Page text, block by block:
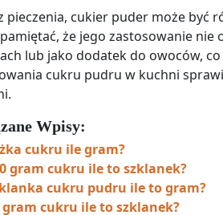
pieczenia, cukier puder może być
że jego zastosowanie
lub jako dodatek do owoców,
cukru pudru w kuchni
Wpisy:
cukru ile gram?
gram cukru ile to szklanek?
cukru pudru ile to gram?
gram cukru ile to szklanek?